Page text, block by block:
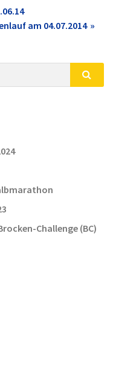
am 04.07.2014
Challenge (BC)